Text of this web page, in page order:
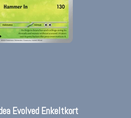
Evolved Enkeltkort